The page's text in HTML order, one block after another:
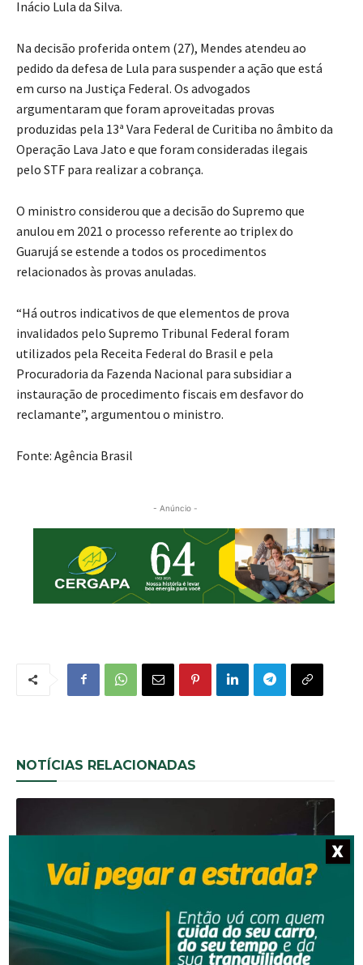
Inácio Lula da Silva.
Na decisão proferida ontem (27), Mendes atendeu ao
pedido da defesa de Lula para suspender a ação que está
em curso na Justiça Federal. Os advogados
argumentaram que foram aproveitadas provas
produzidas pela 13ª Vara Federal de Curitiba no âmbito da
Operação Lava Jato e que foram consideradas ilegais
pelo STF para realizar a cobrança.
O ministro considerou que a decisão do Supremo que
anulou em 2021 o processo referente ao triplex do
Guarujá se estende a todos os procedimentos
relacionados às provas anuladas.
“Há outros indicativos de que elementos de prova
invalidados pelo Supremo Tribunal Federal foram
utilizados pela Receita Federal do Brasil e pela
Procuradoria da Fazenda Nacional para subsidiar a
instauração de procedimento fiscais em desfavor do
reclamante”, argumentou o ministro.
Fonte: Agência Brasil
- Anúncio -
NOTÍCIAS RELACIONADAS
Segurança
X